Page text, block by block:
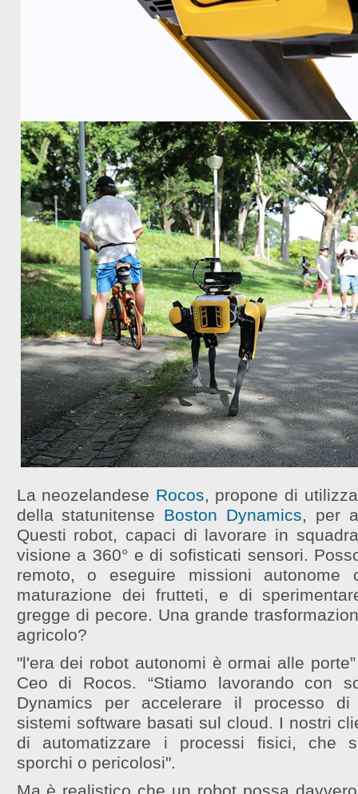
La neozelandese Rocos, propone di
della statunitense Boston Dynamics, per
Questi robot, capaci di lavorare in
visione a 360° e di sofisticati sensori.
remoto, o eseguire missioni autonome
maturazione dei frutteti, e di
gregge di pecore. Una grande
agricolo?
"l'era dei robot autonomi è ormai alle
Ceo di Rocos. “Stiamo lavorando con
Dynamics per accelerare il processo
sistemi software basati sul cloud. I nostri
di automatizzare i processi fisici, che
sporchi o pericolosi".
Ma è realistico che un robot possa